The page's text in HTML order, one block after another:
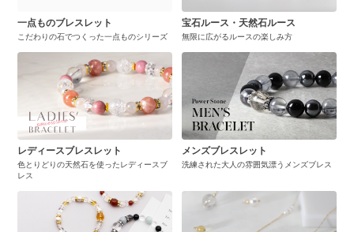
一点ものブレスレット
こだわりの石でつくった一点ものシリーズ
宝石ルース・天然石ルース
無限に広がるルースの楽しみ方
レディースブレスレット
色とりどりの天然石を使ったレディースブ
レス
メンズブレスレット
洗練された大人の雰囲気漂うメンズブレス